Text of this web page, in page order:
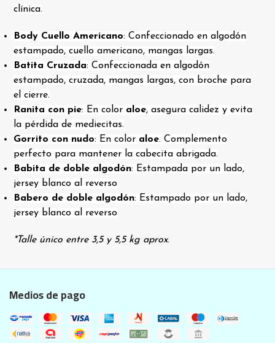
clínica.
Body Cuello Americano: Confeccionado en algodón
estampado, cuello americano, mangas largas.
Batita Cruzada: Confeccionada en algodón
estampado, cruzada, mangas largas, con broche para
el cierre.
Ranita con pie: En color aloe, asegura calidez y evita
la pérdida de mediecitas.
Gorrito con nudo: En color aloe. Complemento
perfecto para mantener la cabecita abrigada.
Babita de doble algodón: Estampada por un lado,
jersey blanco al reverso
Babero de doble algodón: Estampado por un lado,
jersey blanco al reverso
*Talle único entre 3,5 y 5,5 kg aprox.
Medios de pago